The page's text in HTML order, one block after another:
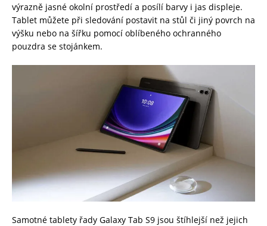
výrazně jasné okolní prostředí a posílí barvy i jas displeje.
Tablet můžete při sledování postavit na stůl či jiný povrch na
výšku nebo na šířku pomocí oblíbeného ochranného
pouzdra se stojánkem.
Samotné tablety řady Galaxy Tab S9 jsou štíhlejší než jejich